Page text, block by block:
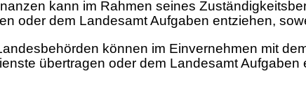
kann im Rahmen seines
oder dem Landesamt Aufgaben entziehen,
können im Einvernehmen mit
übertragen oder dem Landesamt